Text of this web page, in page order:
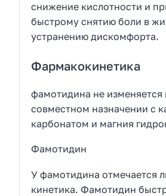
снижение кислотности и
быстрому снятию боли в
устранению дискомфорта.
Фармакокинетика
фамотидина не изменяется
совместном назначении с
карбонатом и магния
Фамотидин
У фамотидина отмечается
кинетика. Фамотидин